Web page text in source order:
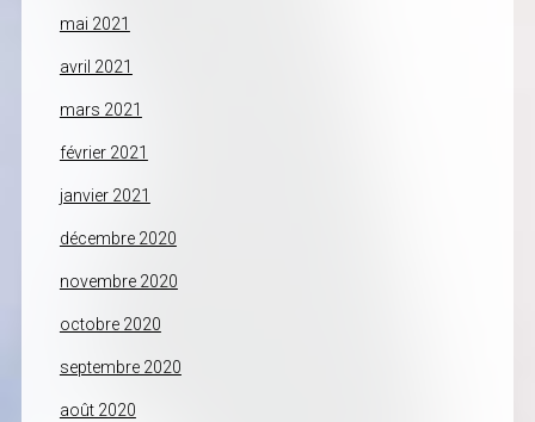
mai 2021
avril 2021
mars 2021
février 2021
janvier 2021
décembre 2020
novembre 2020
octobre 2020
septembre 2020
août 2020